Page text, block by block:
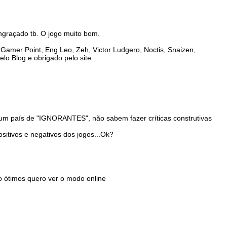
tb. O jogo muito bom.
Point, Eng Leo, Zeh, Victor Ludgero, Noctis, Snaizen,
Blog e obrigado pelo site.
país de "IGNORANTES", não sabem fazer críticas construtivas
e negativos dos jogos...Ok?
ótimos quero ver o modo online